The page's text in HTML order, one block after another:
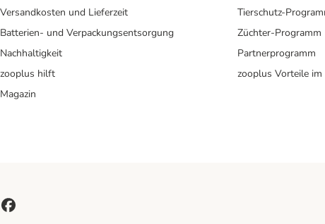
Versandkosten und Lieferzeit
Batterien- und Verpackungsentsorgung
Nachhaltigkeit
zooplus hilft
Magazin
Tierschutz-
Züchter-Programm
Partnerprogramm
zooplus Vorteile im